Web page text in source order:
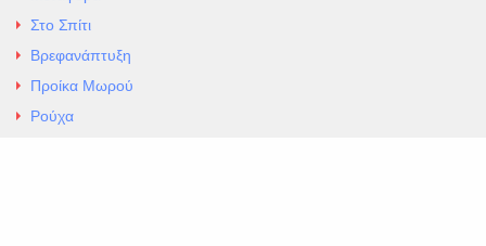
Στο Σπίτι
Βρεφανάπτυξη
Προίκα Μωρού
Ρούχα